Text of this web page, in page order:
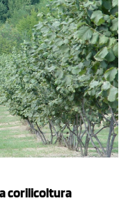
corilicoltura